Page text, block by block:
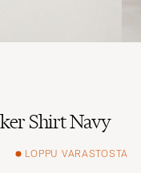
Shirt Navy
LOPPU VARASTOSTA